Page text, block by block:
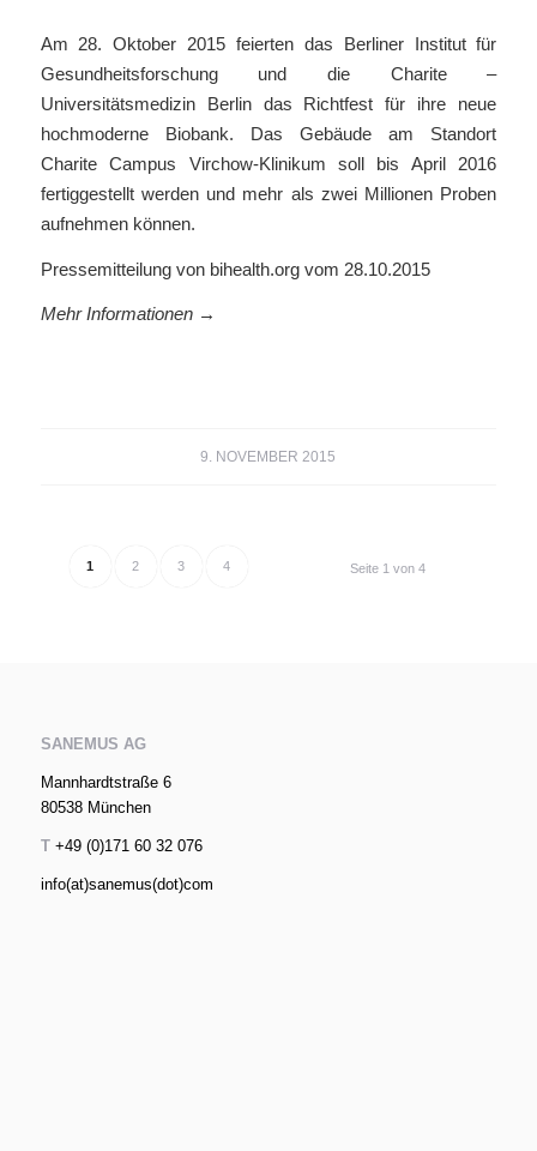
Am 28. Oktober 2015 feierten das Berliner Institut für
Gesundheitsforschung und die Charite –
Universitätsmedizin Berlin das Richtfest für ihre neue
hochmoderne Biobank. Das Gebäude am Standort
Charite Campus Virchow-Klinikum soll bis April 2016
fertiggestellt werden und mehr als zwei Millionen Proben
aufnehmen können.
Pressemitteilung von bihealth.org vom 28.10.2015
Mehr Informationen →
9. NOVEMBER 2015
Seite 1 von 4
1 2 3 4
SANEMUS AG
Mannhardtstraße 6
80538 München
T+49 (0)171 60 32 076
info(at)sanemus(dot)com